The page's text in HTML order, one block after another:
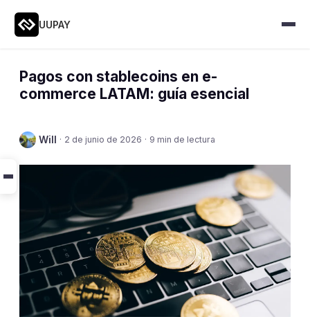
UUPAY
Pagos con stablecoins en e-
commerce LATAM: guía esencial
Will · 2 de junio de 2026 · 9 min de lectura